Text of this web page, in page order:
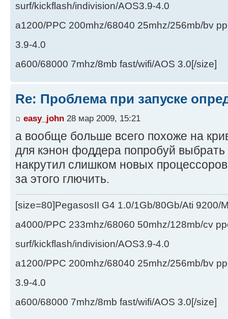
surf/kickflash/indivision/AOS3.9-4.0
a1200/PPC 200mhz/68040 25mhz/256mb/bv
3.9-4.0
a600/68000 7mhz/8mb fast/wifi/AOS 3.0[/size]
Re: Проблема при запуске
easy_john 28 мар 2009, 15:21
а вообще больше всего похоже на
для кэнон фоддера попробуй
накрутил слишком новых
за этого глючить.
[size=80]PegasosII G4 1.0/1Gb/80Gb/Ati 9200/
a4000/PPC 233mhz/68060 50mhz/128mb/cv
surf/kickflash/indivision/AOS3.9-4.0
a1200/PPC 200mhz/68040 25mhz/256mb/bv
3.9-4.0
a600/68000 7mhz/8mb fast/wifi/AOS 3.0[/size]